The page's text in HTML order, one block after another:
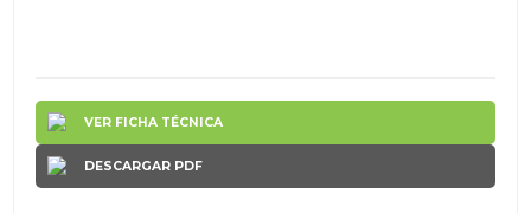
VER FICHA TÉCNICA
DESCARGAR PDF